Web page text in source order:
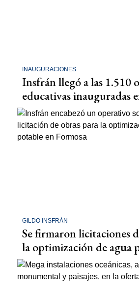
INAUGURACIONES
Insfrán llegó a las 1.510
educativas inauguradas
GILDO INSFRÁN
Se firmaron licitaciones
la optimización de agua